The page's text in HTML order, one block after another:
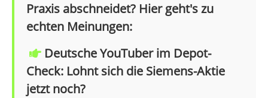
Praxis abschneidet? Hier geht's zu
echten Meinungen:
Deutsche YouTuber im Depot-
Check: Lohnt sich die Siemens-Aktie
jetzt noch?